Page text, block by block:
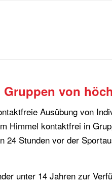
von
Ausübung von
Himmel kontaktfrei in
Stunden vor der
unter 14 Jahren zur